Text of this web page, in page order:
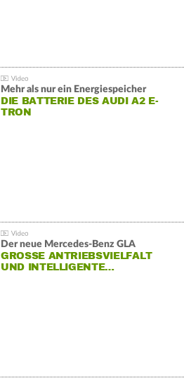
Mehr als nur ein Energiespeicher
DIE BATTERIE DES AUDI A2 E-
TRON
Der neue Mercedes-Benz GLA
GROSSE ANTRIEBSVIELFALT U
ND INTELLIGENTE…